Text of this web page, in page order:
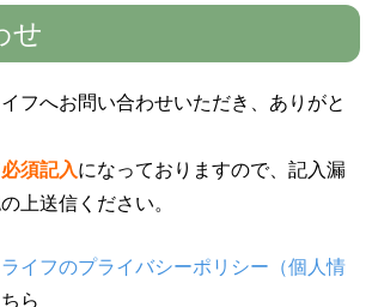
せ
フへお問い合わせいただき、ありがと
須記入になっておりますので、記入漏
上送信ください。
イフのプライバシーポリシー（個人情
ら